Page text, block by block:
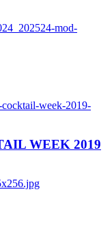
mod-
week-2019-
WEEK 2019